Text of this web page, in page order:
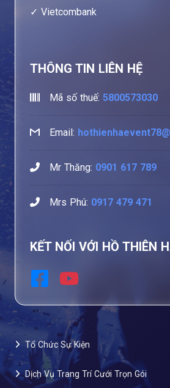
Vietcombank
THÔNG TIN LIÊN HỆ
Mã số thuế: 5800573030
Email:
Mr Thăng: 0901 617 789
Mrs Phú: 0917 479 471
KẾT NỐI VỚI HỒ THIÊN
Tổ Chức Sự Kiện
Dịch Vụ Trang Trí Cưới Trọn Gói